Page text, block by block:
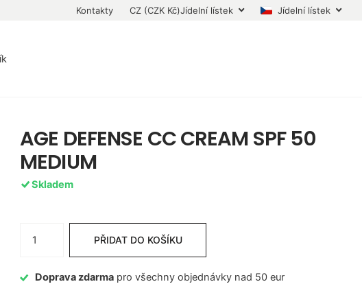
Kontakty CZ (CZK Kč)Jídelní lístek Jídelní lístek
AGE DEFENSE CC CREAM SPF 50
MEDIUM
Skladem
PŘIDAT DO KOŠÍKU
Doprava zdarmapro všechny objednávky nad 50 eur